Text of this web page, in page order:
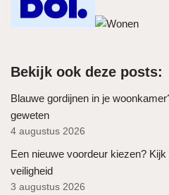
Bekijk ook deze posts:
Blauwe gordijnen in je
geweten
4 augustus 2026
Een nieuwe voordeur kiezen?
veiligheid
3 augustus 2026